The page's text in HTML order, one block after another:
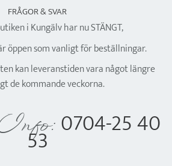
FRÅGOR & SVAR
i Kungälv har nu STÄNGT,
öppen som vanligt för beställningar.
kan leveranstiden vara något längre
de kommande veckorna.
Info: 0704-25 40
53